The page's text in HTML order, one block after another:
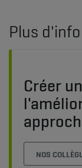
Plus
Créer
NOS